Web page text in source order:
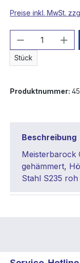
Preise inkl. MwSt.
Produkt
Stück
Produktnummer:
Beschreibung
Meisterbarock
gehämmert,
Stahl S235 roh